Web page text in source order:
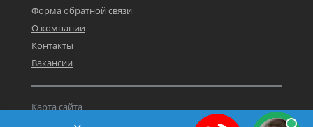
Форма обратной связи
О компании
Контакты
Вакансии
Карта сайта
Политика персональных данных